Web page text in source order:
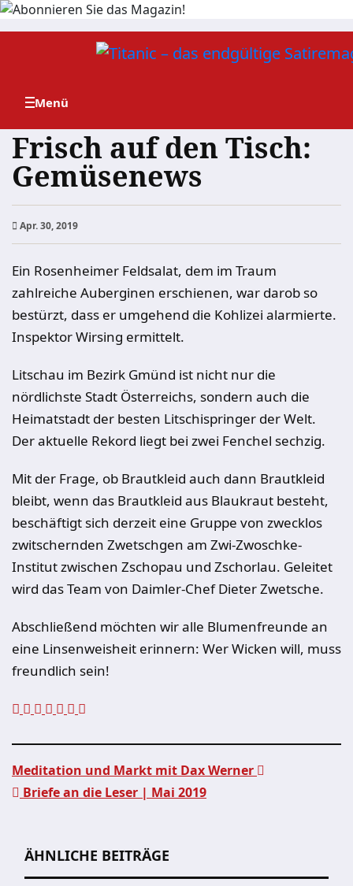
Zum
Frisch auf den Tisch:
Gemüsenews
Apr. 30, 2019
Ein Rosenheimer Feldsalat, dem im Traum
zahlreiche Auberginen erschienen, war darob so
bestürzt, dass er umgehend die Kohlizei alarmierte.
Inspektor Wirsing ermittelt.
Litschau im Bezirk Gmünd ist nicht nur die
nördlichste Stadt Österreichs, sondern auch die
Heimatstadt der besten Litschispringer der Welt.
Der aktuelle Rekord liegt bei zwei Fenchel sechzig.
Mit der Frage, ob Brautkleid auch dann Brautkleid
bleibt, wenn das Brautkleid aus Blaukraut besteht,
beschäftigt sich derzeit eine Gruppe von zwecklos
zwitschernden Zwetschgen am Zwi-Zwoschke-
Institut zwischen Zschopau und Zschorlau. Geleitet
wird das Team von Daimler-Chef Dieter Zwetsche.
Abschließend möchten wir alle Blumenfreunde an
eine Linsenweisheit erinnern: Wer Wicken will, muss
freundlich sein!
Meditation und Markt mit Dax Werner
Briefe an die Leser | Mai 2019
ÄHNLICHE BEITRÄGE